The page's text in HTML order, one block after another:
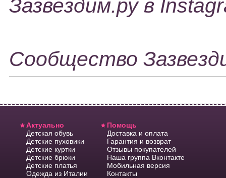
Зазвездим.ру в
Сообщество
Актуально
Детская обувь
Детские пуховики
Детские куртки
Детские брюки
Детские платья
Одежда из Италии
Помощь
Доставка и оплата
Гарантия и возврат
Отзывы покупателей
Наша группа Вконтакте
Мобильная версия
Контакты